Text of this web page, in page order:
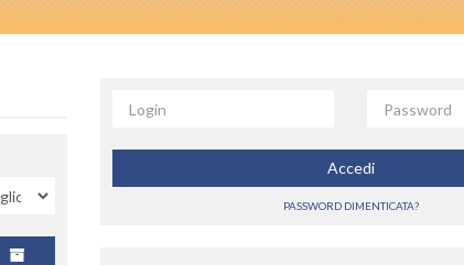
Accedi
PASSWORD DIMENTICATA?